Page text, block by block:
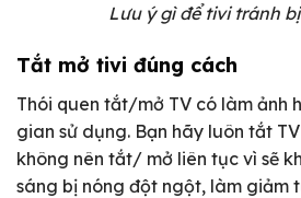
Lưu ý gì để tivi tránh
Tắt mở tivi đúng cách
Thói quen tắt/mở TV có làm ảnh
gian sử dụng. Bạn hãy luôn tắt
không nên tắt/ mở liên tục vì sẽ
sáng bị nóng đột ngột, làm giảm